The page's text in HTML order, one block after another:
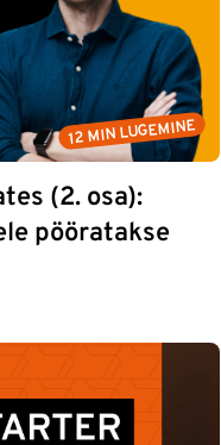
12 MIN LUGEMINE
(2. osa):
pööratakse